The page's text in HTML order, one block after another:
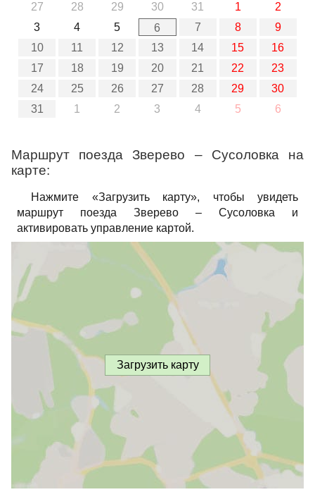
27
28 29 30 31 1
2
3
4 5 6 7 8
9
10
11 12 13 14 15
16
17
18 19 20 21 22
23
24
25 26 27 28 29
30
31
1 2 3 4 5 6
Маршрут поезда Зверево – Сусоловка на
карте:
Нажмите «Загрузить карту», чтобы увидеть
маршрут поезда Зверево – Сусоловка и
активировать управление картой.
Загрузить карту